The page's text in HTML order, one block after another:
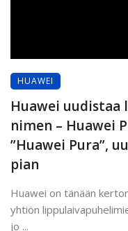
HUAWEI
Huawei
nimen – Huawei
”Huawei Pura”,
pian
Huawei on tänään
yhtiön
jo ...